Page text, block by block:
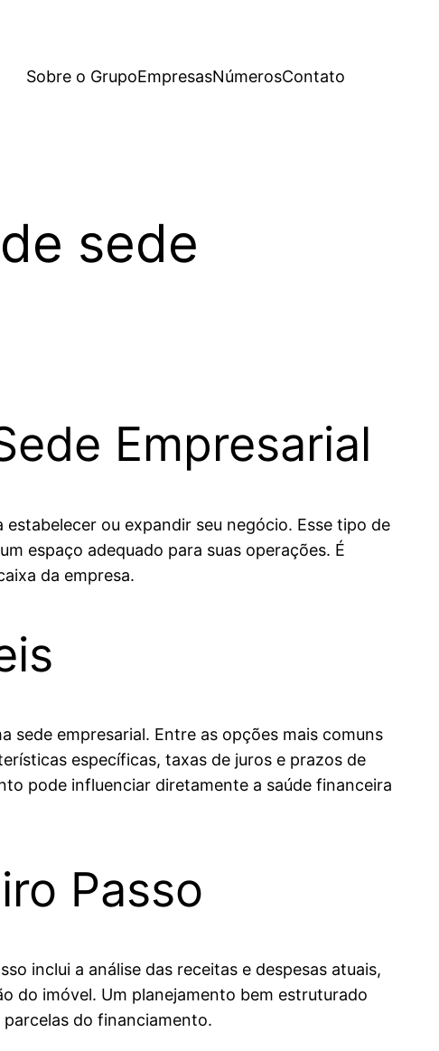
Sobre o GrupoEmpresasNúmerosContato
sede
Empresarial
ou expandir seu negócio. Esse tipo de
espaço adequado para suas operações. É
da empresa.
sede empresarial. Entre as opções mais comuns
específicas, taxas de juros e prazos de
pode influenciar diretamente a saúde financeira
Passo
inclui a análise das receitas e despesas atuais,
do imóvel. Um planejamento bem estruturado
do financiamento.